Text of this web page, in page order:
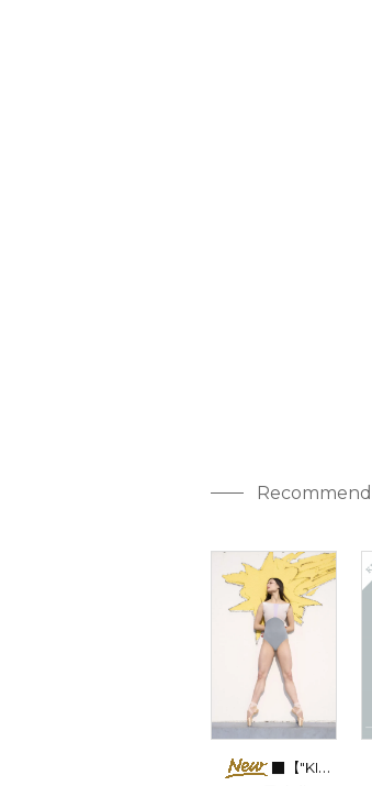
Recommend
■【"KINETIC" Degage AXIS】No sleeve